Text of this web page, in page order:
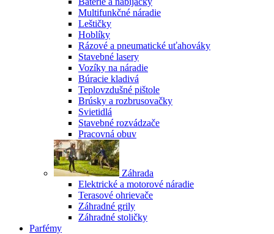
Multifunkčné náradie
Leštičky
Hoblíky
Rázové a pneumatické uťahováky
Stavebné lasery
Vozíky na náradie
Búracie kladivá
Teplovzdušné pištole
Brúsky a rozbrusovačky
Svietidlá
Stavebné rozvádzače
Pracovná obuv
Záhrada
Elektrické a motorové náradie
Terasové ohrievače
Záhradné grily
Záhradné stoličky
Parfémy